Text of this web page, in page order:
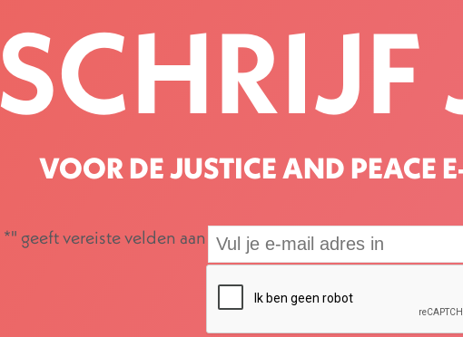
SCHRIJF
VOOR DE JUSTICE AND PEACE
*" geeft vereiste velden aan